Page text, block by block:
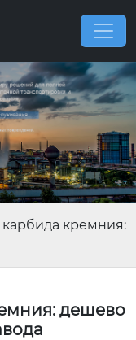
карбида кремния:
дешево